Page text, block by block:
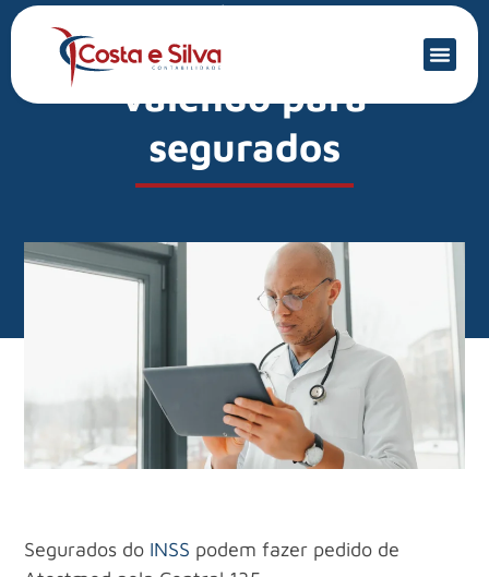
Mercado Financeiro
INSS: Atestmed já está
valendo para
segurados
Segurados do INSS podem fazer pedido de